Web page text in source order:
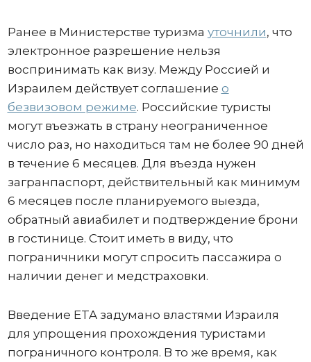
Ранее в Министерстве туризма уточнили, что
электронное разрешение нельзя
воспринимать как визу. Между Россией и
Израилем действует соглашение о
безвизовом режиме. Российские туристы
могут въезжать в страну неограниченное
число раз, но находиться там не более 90 дней
в течение 6 месяцев. Для въезда нужен
загранпаспорт, действительный как минимум
6 месяцев после планируемого выезда,
обратный авиабилет и подтверждение брони
в гостинице. Стоит иметь в виду, что
пограничники могут спросить пассажира о
наличии денег и медстраховки.
Введение ETA задумано властями Израиля
для упрощения прохождения туристами
пограничного контроля. В то же время, как